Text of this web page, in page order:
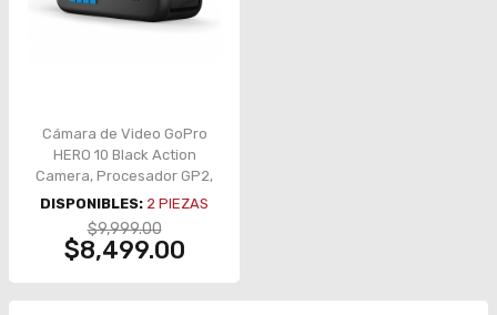
Cámara de Video GoPro
HERO 10 Black Action
Camera, Procesador GP2,
5.3K60, 4K120, Fotos 23 MP,
HyperSmooth 4.0,
Sumergible 10 m – CHDHX-
101-RW
DISPONIBLES: 2 PIEZAS
$9,999.00
$8,499.00